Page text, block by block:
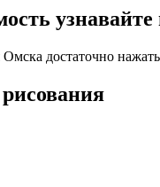
узнавайте
достаточно